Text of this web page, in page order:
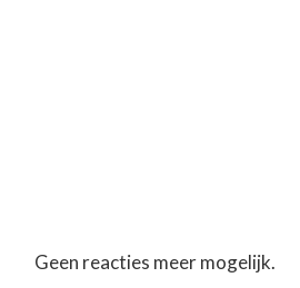
Geen reacties meer mogelijk.